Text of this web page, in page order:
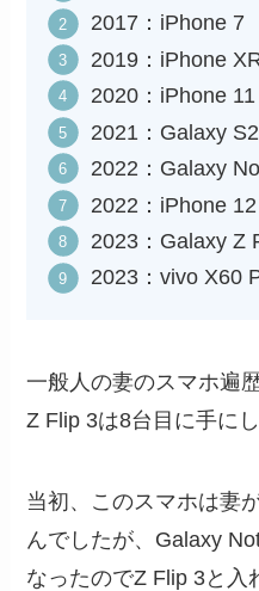
2017：iPhone 7
2019：iPhone
2020：iPhone 11
2021：Galaxy
2022：Galaxy
2022：iPhone
2023：Galaxy Z
2023：vivo X60
一般人の妻のスマホ遍
Z Flip 3は8台目に手に
当初、このスマホは妻
んでしたが、Galaxy
なったのでZ Flip 3と入